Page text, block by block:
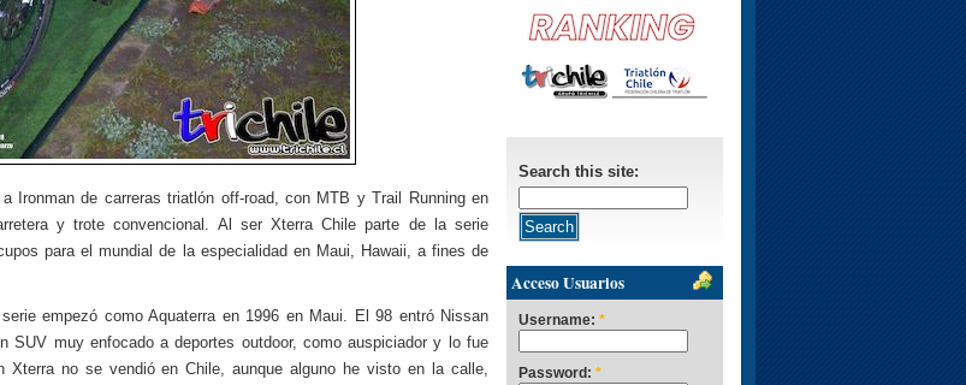
Ironman de carreras triatlón off-road, con MTB y Trail Running en
y trote convencional. Al ser Xterra Chile parte de la serie
para el mundial de la especialidad en Maui, Hawaii, a fines de
empezó como Aquaterra en 1996 en Maui. El 98 entró Nissan
SUV muy enfocado a deportes outdoor, como auspiciador y lo fue
Xterra no se vendió en Chile, aunque alguno he visto en la calle,
Search this site:
Acceso Usuarios
Username: *
Password: *